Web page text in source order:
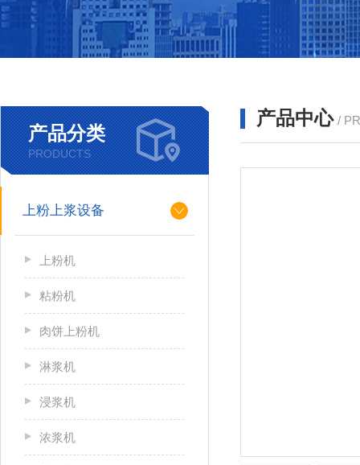
产品分类
PRODUCTS
上粉上浆设备
上粉机
粘粉机
肉饼上粉机
淋浆机
浸浆机
浓浆机
产品中心 /